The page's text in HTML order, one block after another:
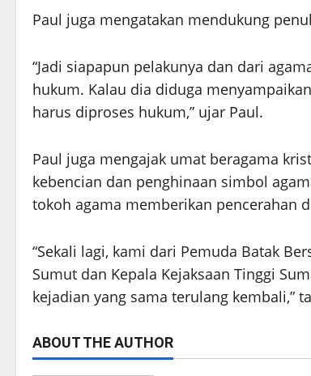
Paul juga mengatakan mendukung
“Jadi siapapun pelakunya dan dari
hukum. Kalau dia diduga
harus diproses hukum,” ujar Paul.
Paul juga mengajak umat beragama
kebencian dan penghinaan simbol
tokoh agama memberikan pencerahan
“Sekali lagi, kami dari Pemuda Batak
Sumut dan Kepala Kejaksaan Tinggi
kejadian yang sama terulang kembali,”
ABOUT THE AUTHOR